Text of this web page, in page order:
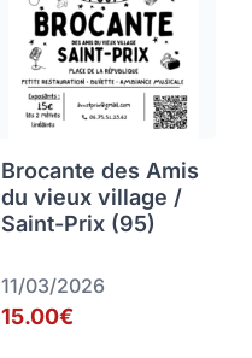
Brocante des Amis
du vieux village /
Saint-Prix (95)
11/03/2026
15.00€